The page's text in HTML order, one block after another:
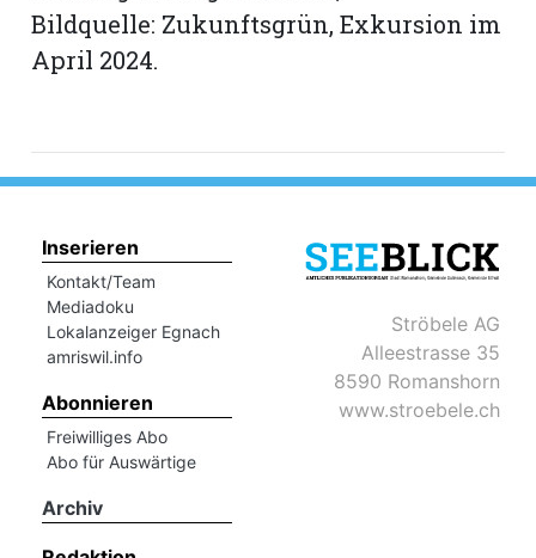
Bildquelle: Zukunftsgrün, Exkursion im
April 2024.
Inserieren
Kontakt/Team
Mediadoku
Lokalanzeiger Egnach
amriswil.info
Abonnieren
Freiwilliges Abo
Abo für Auswärtige
Archiv
Ströbele AG
Alleestrasse 35
8590 Romanshorn
www.stroebele.ch